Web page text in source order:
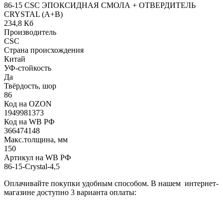
86-15 CSC ЭПОКСИДНАЯ СМОЛА + ОТВЕРДИТЕЛЬ
CRYSTAL (А+В)
234,8 Кб
Производитель
CSC
Страна происхождения
Китай
УФ-стойкость
Да
Твёрдость, шор
86
Код на OZON
1949981373
Код на WB РФ
366474148
Макс.толщина, мм
150
Артикул на WB РФ
86-15-Crystal-4,5
Оплачивайте покупки удобным способом. В нашем интернет-
магазине доступно 3 варианта оплаты: